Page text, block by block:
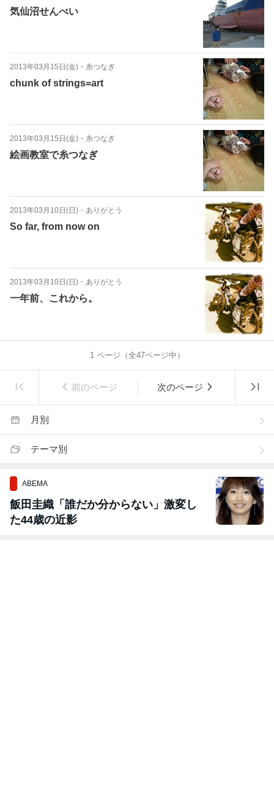
気仙沼せんべい
2013年03月15日(金) ・ 糸つなぎ
chunk of strings=art
2013年03月15日(金) ・ 糸つなぎ
絵画教室で糸つなぎ
2013年03月10日(日) ・ ありがとう
So far, from now on
2013年03月10日(日) ・ ありがとう
一年前、これから。
1ページ（全47ページ中）
前のページ 次のページ
月別
テーマ別
ABEMA
飯田圭織「誰だか分からない」激変し
た44歳の近影